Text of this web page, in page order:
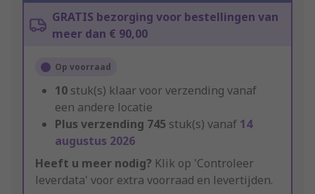
GRATIS bezorging voor bestellingen van
meer dan € 90,00
Op voorraad
10 stuk(s) klaar voor verzending vanaf
een andere locatie
Plus verzending 745 stuk(s) vanaf 14
augustus 2026
Heeft u meer nodig? Klik op 'Controleer
leverdata' voor extra voorraad en levertijden.